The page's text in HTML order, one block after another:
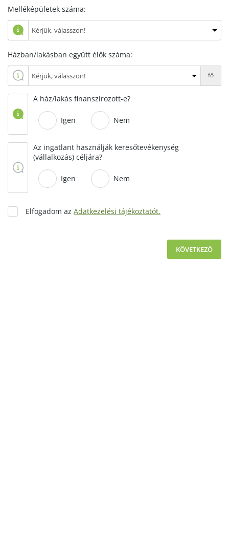
Melléképületek száma:
Házban/lakásban együtt élők száma:
fő
A ház/lakás finanszírozott-e?
Igen Nem
Az ingatlant használják keresőtevékenység
(vállalkozás) céljára?
Igen Nem
Elfogadom az Adatkezelési tájékoztatót.
KÖVETKEZŐ